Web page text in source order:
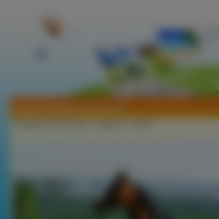
Kategorie:Zwierzęta»Lądowe»Konie